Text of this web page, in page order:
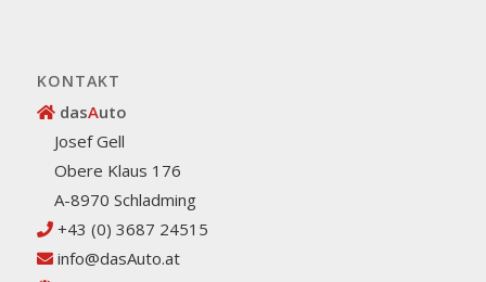
KONTAKT
dasAuto
Josef Gell
Obere Klaus 176
A-8970 Schladming
+43 (0) 3687 24515
info@dasAuto.at